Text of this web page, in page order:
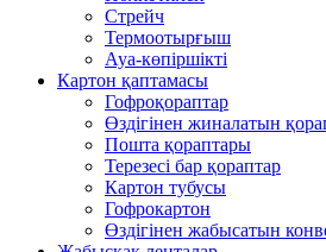
Стрейч
Термоотырғыш
Ауа-көпіршікті
Картон қаптамасы
Гофроқораптар
Өздігінен жиналатын
Пошта қораптары
Терезесі бар қораптар
Картон тубусы
Гофрокартон
Өздігінен жабысатын